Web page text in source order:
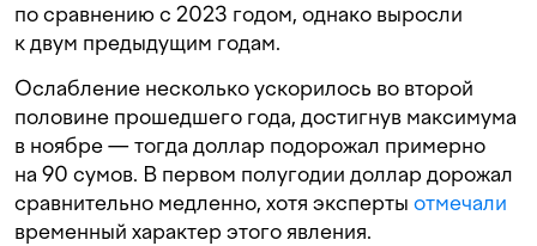
по сравнению с 2023 годом, однако выросли
к двум предыдущим годам.
Ослабление несколько ускорилось во второй
половине прошедшего года, достигнув максимума
в ноябре — тогда доллар подорожал примерно
на 90 сумов. В первом полугодии доллар дорожал
сравнительно медленно, хотя эксперты отмечали
временный характер этого явления.